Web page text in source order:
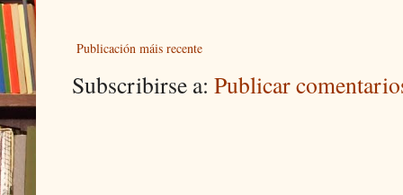
Publicación máis recente
Subscribirse a: Publicar